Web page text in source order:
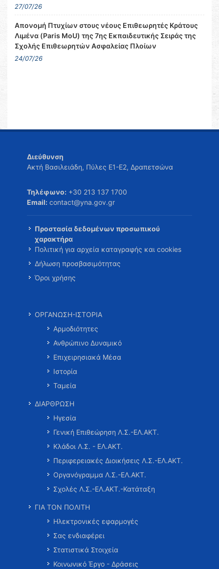
27/07/26
Απονομή Πτυχίων στους νέους Επιθεωρητές Κράτους
Λιμένα (Paris MoU) της 7ης Εκπαιδευτικής Σειράς της
Σχολής Επιθεωρητών Ασφαλείας Πλοίων
24/07/26
Διεύθυνση
Ακτή Βασιλειάδη, Πύλες Ε1-Ε2, Δραπετσώνα
Τηλέφωνο: +30 213 137 1700
Email: contact@yna.gov.gr
Προστασία δεδομένων προσωπικού
χαρακτήρα
Πολιτική για αρχεία καταγραφής και cookies
Δήλωση προσβασιμότητας
Όροι χρήσης
ΟΡΓΑΝΩΣΗ-ΙΣΤΟΡΙΑ
Αρμοδιότητες
Ανθρώπινο Δυναμικό
Επιχειρησιακά Μέσα
Ιστορία
Ταμεία
ΔΙΑΡΘΡΩΣΗ
Ηγεσία
Γενική Επιθεώρηση Λ.Σ.-ΕΛ.ΑΚΤ.
Κλάδοι Λ.Σ. - ΕΛ.ΑΚΤ.
Περιφερειακές Διοικήσεις Λ.Σ.-ΕΛ.ΑΚΤ.
Οργανόγραμμα Λ.Σ.-ΕΛ.ΑΚΤ.
Σχολές Λ.Σ.-ΕΛ.ΑΚΤ.-Κατάταξη
ΓΙΑ ΤΟΝ ΠΟΛΙΤΗ
Ηλεκτρονικές εφαρμογές
Σας ενδιαφέρει
Στατιστικά Στοιχεία
Κοινωνικό Έργο - Δράσεις